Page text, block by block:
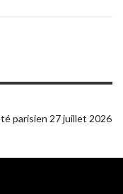
parisien 27 juillet 2026